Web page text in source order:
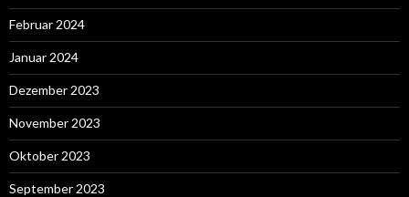
Februar 2024
Januar 2024
Dezember 2023
November 2023
Oktober 2023
September 2023